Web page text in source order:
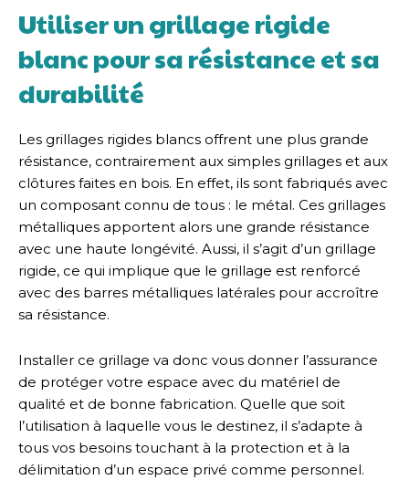
Utiliser un grillage rigide
blanc pour sa résistance et sa
durabilité
Les grillages rigides blancs offrent une plus grande
résistance, contrairement aux simples grillages et aux
clôtures faites en bois. En effet, ils sont fabriqués avec
un composant connu de tous : le métal. Ces grillages
métalliques apportent alors une grande résistance
avec une haute longévité. Aussi, il s’agit d’un grillage
rigide, ce qui implique que le grillage est renforcé
avec des barres métalliques latérales pour accroître
sa résistance.
Installer ce grillage va donc vous donner l’assurance
de protéger votre espace avec du matériel de
qualité et de bonne fabrication. Quelle que soit
l’utilisation à laquelle vous le destinez, il s’adapte à
tous vos besoins touchant à la protection et à la
délimitation d’un espace privé comme personnel.